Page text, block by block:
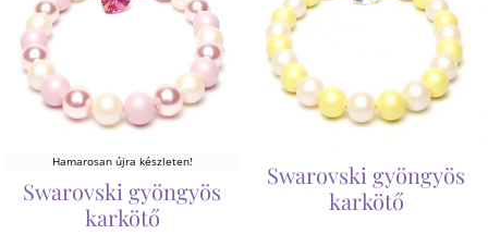
Hamarosan újra készleten!
Swarovski gyöngyös
karkötő
Swarovski gyöngyös
karkötő